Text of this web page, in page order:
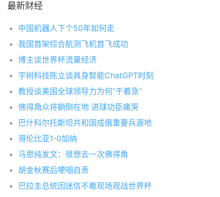
最新财经
中国机器人下个50年如何走
我国首架综合航测飞机首飞成功
博主谈世界杯流量经济
宇树科技陈立谈具身智能ChatGPT时刻
教授谈美国全球领导力为何“干着急”
佛得角众将躺倒在地 进球功臣痛哭
巴什科尔托斯坦共和国成俄重要兵源地
哥伦比亚1-0加纳
马思纯发文：很想去一次佛得角
胡金秋赛后哽咽自责
巴拉圭总统因迷信不敢现场观战世界杯